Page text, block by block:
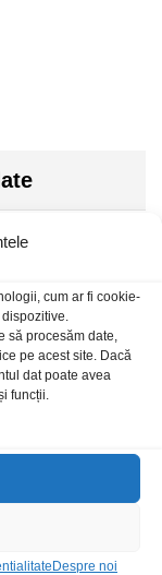
cum ar fi cookie-
să procesăm date,
pe acest site. Dacă
dat poate avea
funcții.
Despre noi
2c 1A RSM822-